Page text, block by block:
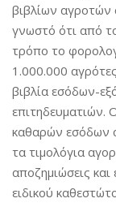
βιβλίων
γνωστό ότι από
τρόπο το
1.000.000
βιβλία εσόδων-
επιτηδευματιών.
καθαρών εσόδων
τα τιμολόγια
αποζημιώσεις και
ειδικού